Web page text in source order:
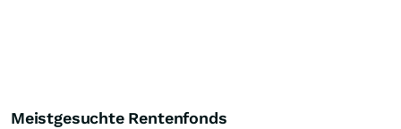
Meistgesuchte Rentenfonds